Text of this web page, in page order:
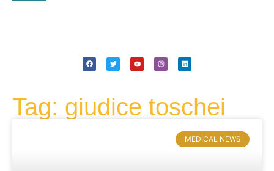
Tag: giudice toschei
MEDICAL NEWS